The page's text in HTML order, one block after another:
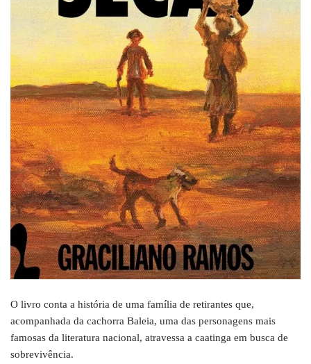
O livro conta a história de uma família de retirantes que,
acompanhada da cachorra Baleia, uma das personagens mais
famosas da literatura nacional, atravessa a caatinga em busca de
sobrevivência.